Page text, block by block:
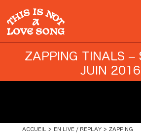
ZAPPING TINALS –
JUIN 2016
ACCUEIL EN LIVE / REPLAY ZAPPING